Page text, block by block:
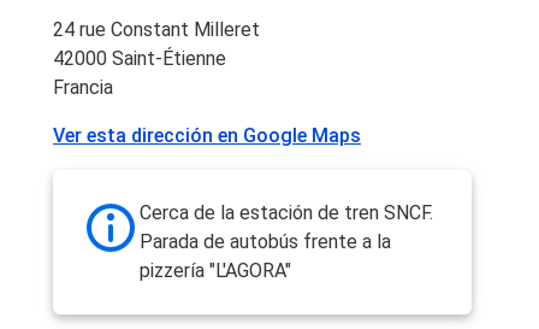
24 rue Constant Milleret
42000 Saint-Étienne
Francia
Ver esta dirección en Google Maps
Cerca de la estación de tren SNCF.
Parada de autobús frente a la
pizzería "L'AGORA"